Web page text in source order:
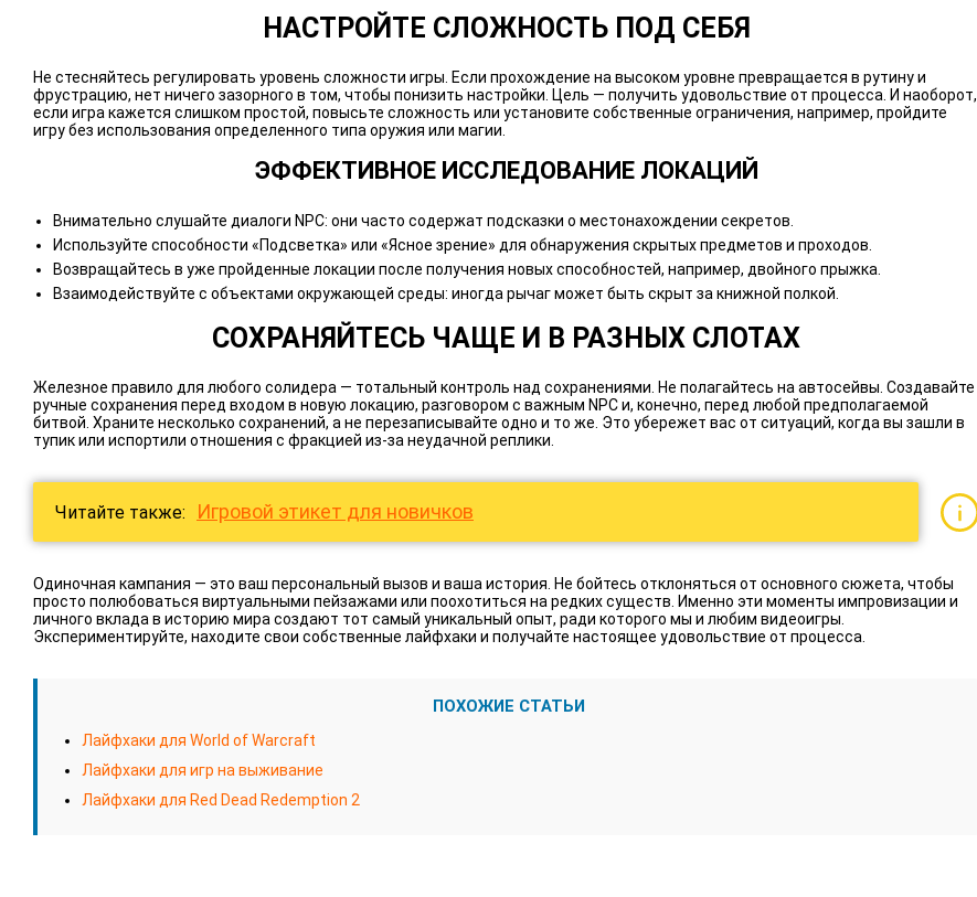
НАСТРОЙТЕ СЛОЖНОСТЬ ПОД СЕБЯ
Не стесняйтесь регулировать уровень сложности игры. Если прохождение на высоком уровне превращается в рутину и
фрустрацию, нет ничего зазорного в том, чтобы понизить настройки. Цель — получить удовольствие от процесса. И наоборот,
если игра кажется слишком простой, повысьте сложность или установите собственные ограничения, например, пройдите
игру без использования определенного типа оружия или магии.
ЭФФЕКТИВНОЕ ИССЛЕДОВАНИЕ ЛОКАЦИЙ
Внимательно слушайте диалоги NPC: они часто содержат подсказки о местонахождении секретов.
Используйте способности «Подсветка» или «Ясное зрение» для обнаружения скрытых предметов и проходов.
Возвращайтесь в уже пройденные локации после получения новых способностей, например, двойного прыжка.
Взаимодействуйте с объектами окружающей среды: иногда рычаг может быть скрыт за книжной полкой.
СОХРАНЯЙТЕСЬ ЧАЩЕ И В РАЗНЫХ СЛОТАХ
Железное правило для любого солидера — тотальный контроль над сохранениями. Не полагайтесь на автосейвы. Создавайте
ручные сохранения перед входом в новую локацию, разговором с важным NPC и, конечно, перед любой предполагаемой
битвой. Храните несколько сохранений, а не перезаписывайте одно и то же. Это убережет вас от ситуаций, когда вы зашли в
тупик или испортили отношения с фракцией из-за неудачной реплики.
Читайте также: Игровой этикет для новичков
Одиночная кампания — это ваш персональный вызов и ваша история. Не бойтесь отклоняться от основного сюжета, чтобы
просто полюбоваться виртуальными пейзажами или поохотиться на редких существ. Именно эти моменты импровизации и
личного вклада в историю мира создают тот самый уникальный опыт, ради которого мы и любим видеоигры.
Экспериментируйте, находите свои собственные лайфхаки и получайте настоящее удовольствие от процесса.
ПОХОЖИЕ СТАТЬИ
Лайфхаки для World of Warcraft
Лайфхаки для игр на выживание
Лайфхаки для Red Dead Redemption 2